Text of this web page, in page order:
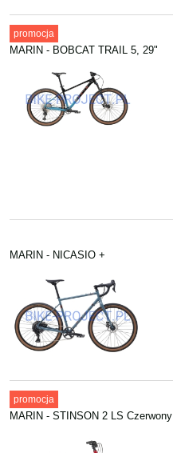
MARIN - BOBCAT TRAIL 5, 29"
promocja
MARIN - NICASIO +
MARIN - STINSON 2 LS Czerwony
promocja